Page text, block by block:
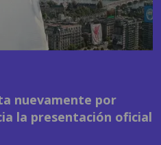
nuevamente por
la presentación oficial